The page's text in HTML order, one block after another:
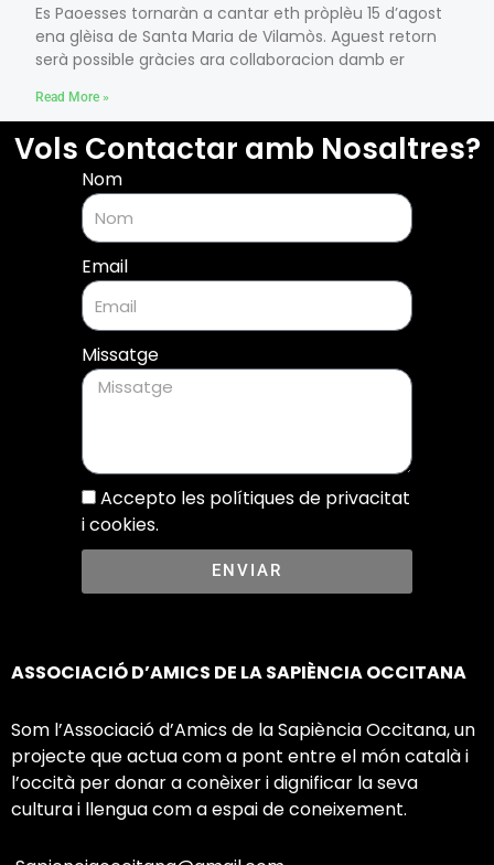
Es Paoesses tornaràn a cantar eth pròplèu 15 d’agost
ena glèisa de Santa Maria de Vilamòs. Aguest retorn
serà possible gràcies ara collaboracion damb er
Read More »
Vols Contactar amb Nosaltres?
Nom
Email
Missatge
Accepto les polítiques de privacitat
i cookies.
ENVIAR
ASSOCIACIÓ D’AMICS DE LA SAPIÈNCIA OCCITANA
Som l’Associació d’Amics de la Sapiència Occitana, un
projecte que actua com a pont entre el món català i
l’occità per donar a conèixer i dignificar la seva
cultura i llengua com a espai de coneixement.​